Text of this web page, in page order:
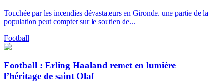
Touchée par les incendies dévastateurs en Gironde, une partie de la
population peut compter sur le soutien de...
Football
Football : Erling Haaland remet en lumière
l’héritage de saint Olaf